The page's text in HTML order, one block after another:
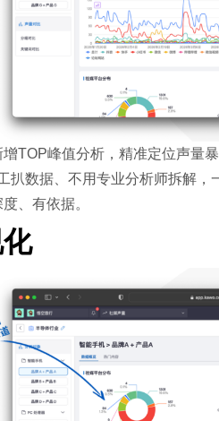
TOP峰值分析，精准定位声量
扒数据、不用专业分析师拆解
、有依据。